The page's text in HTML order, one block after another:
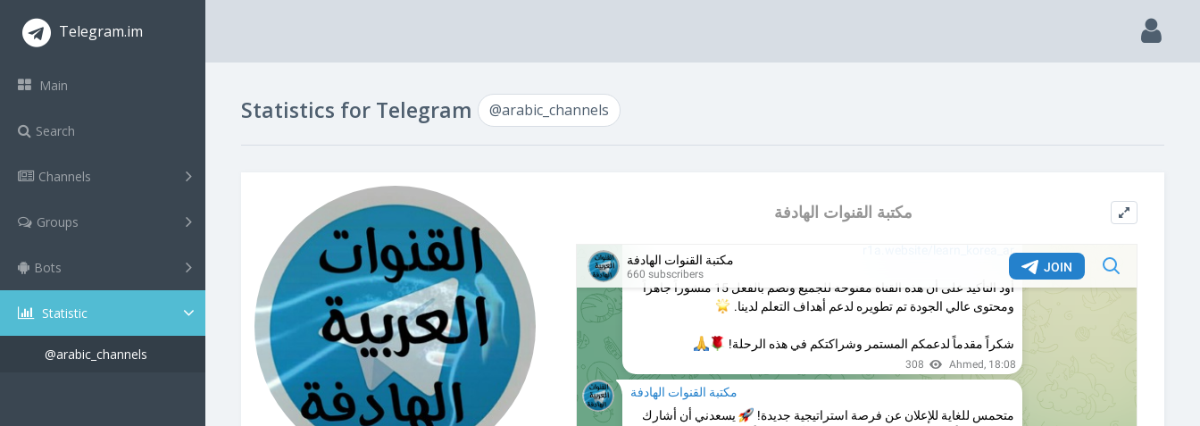
Telegram.im
Main
Search
Channels
Groups
Bots
Statistic
@arabic_channels
Statistics for Telegram @arabic_channels
مكتبة القنوات الهادفة